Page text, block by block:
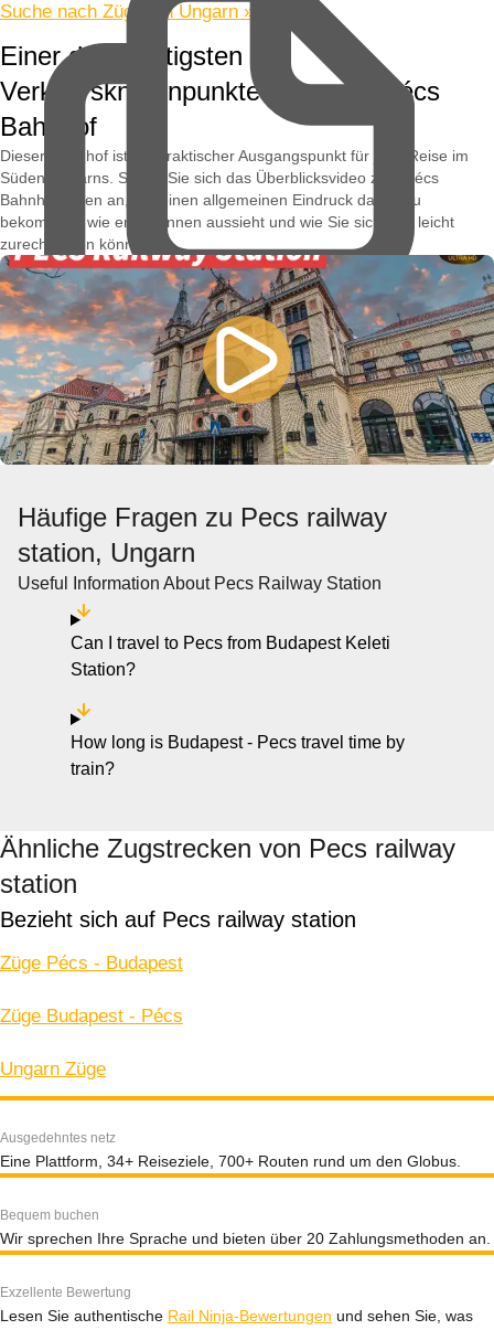
Suche nach Zügen in Ungarn »
Einer der wichtigsten
Verkehrsknotenpunkte Ungarns: Pécs
Bahnhof
Dieser Bahnhof ist ein praktischer Ausgangspunkt für jede Reise im
Süden Ungarns. Sehen Sie sich das Überblicksvideo zum Pécs
Bahnhof unten an, um einen allgemeinen Eindruck davon zu
bekommen, wie er von innen aussieht und wie Sie sich dort leicht
zurechtfinden können.
Häufige Fragen zu Pecs railway
station, Ungarn
Useful Information About Pecs Railway Station
Can I travel to Pecs from Budapest Keleti
Station?
How long is Budapest - Pecs travel time by
train?
Ähnliche Zugstrecken von Pecs railway
station
Bezieht sich auf Pecs railway station
Züge Pécs - Budapest
Züge Budapest - Pécs
Ungarn Züge
Ausgedehntes netz
Eine Plattform, 34+ Reiseziele, 700+ Routen rund um den Globus.
Bequem buchen
Wir sprechen Ihre Sprache und bieten über 20 Zahlungsmethoden an.
Exzellente Bewertung
Lesen Sie authentische Rail Ninja-Bewertungen und sehen Sie, was